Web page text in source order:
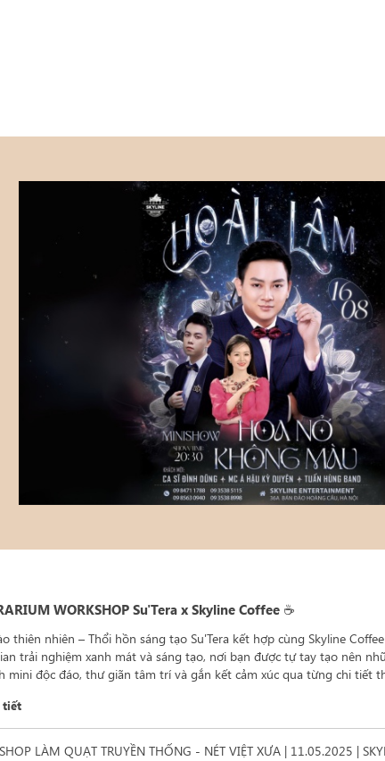
WORKSHOP Su'Tera x Skyline Coffee ☕
thiên nhiên – Thổi hồn sáng tạo Su'Tera kết hợp cùng Skyline
trải nghiệm xanh mát và sáng tạo, nơi bạn được tự tay tạo nên
mini độc đáo, thư giãn tâm trí và gắn kết cảm xúc qua từng chi tiết
tiết
LÀM QUẠT TRUYỀN THỐNG - NÉT VIỆT XƯA | 11.05.2025 |